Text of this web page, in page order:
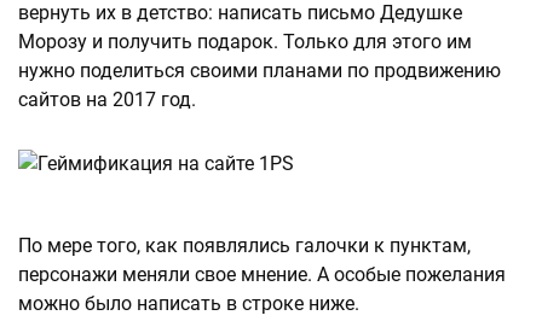
вернуть их в детство: написать письмо Дедушке
Морозу и получить подарок. Только для этого им
нужно поделиться своими планами по продвижению
сайтов на 2017 год.
По мере того, как появлялись галочки к пунктам,
персонажи меняли свое мнение. А особые пожелания
можно было написать в строке ниже.